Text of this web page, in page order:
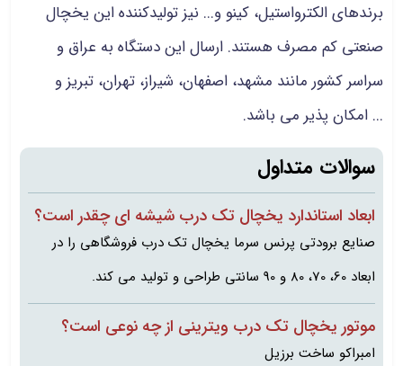
برندهای الکترواستیل، کینو و... نیز تولیدکننده این یخچال
صنعتی کم مصرف هستند. ارسال این دستگاه به عراق و
سراسر کشور مانند مشهد، اصفهان، شیراز، تهران، تبریز و
... امکان پذیر می باشد.
سوالات متداول
ابعاد استاندارد یخچال تک درب شیشه ای چقدر است؟
صنایع برودتی پرنس سرما یخچال تک درب فروشگاهی را در
ابعاد 60، 70، 80 و 90 سانتی طراحی و تولید می کند.
موتور یخچال تک درب ویترینی از چه نوعی است؟
امبراکو ساخت برزیل